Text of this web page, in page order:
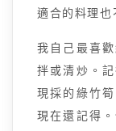
適合的料理也
我自己最喜
拌或清炒。
現採的綠竹
現在還記得